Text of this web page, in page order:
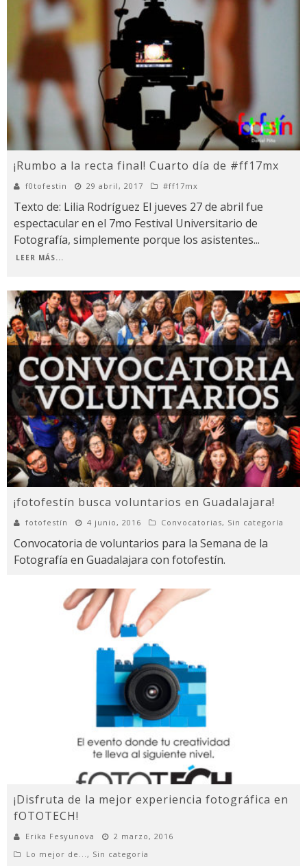
¡Rumbo a la recta final! Cuarto día de #ff17mx
f0tofestin 29 abril, 2017 #ff17mx
Texto de: Lilia Rodríguez El jueves 27 de abril fue
espectacular en el 7mo Festival Universitario de
Fotografía, simplemente porque los asistentes...
LEER MÁS...
¡fotofestín busca voluntarios en Guadalajara!
fotofestín 4 junio, 2016 Convocatorias, Sin categoría
Convocatoria de voluntarios para la Semana de la
Fotografía en Guadalajara con fotofestín.
¡Disfruta de la mejor experiencia fotográfica en
fOTOTECH!
Erika Fesyunova
2 marzo, 2016
Lo mejor de... , Sin categoría